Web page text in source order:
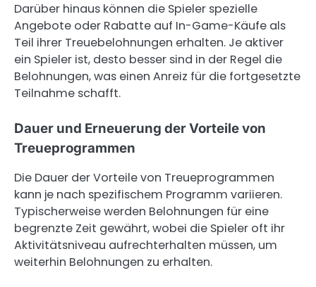
Darüber hinaus können die Spieler spezielle
Angebote oder Rabatte auf In-Game-Käufe als
Teil ihrer Treuebelohnungen erhalten. Je aktiver
ein Spieler ist, desto besser sind in der Regel die
Belohnungen, was einen Anreiz für die fortgesetzte
Teilnahme schafft.
Dauer und Erneuerung der Vorteile von
Treueprogrammen
Die Dauer der Vorteile von Treueprogrammen
kann je nach spezifischem Programm variieren.
Typischerweise werden Belohnungen für eine
begrenzte Zeit gewährt, wobei die Spieler oft ihr
Aktivitätsniveau aufrechterhalten müssen, um
weiterhin Belohnungen zu erhalten.